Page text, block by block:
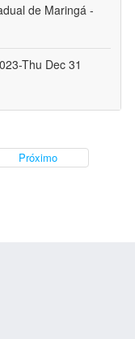
de Maringá -
Thu Dec 31
Próximo